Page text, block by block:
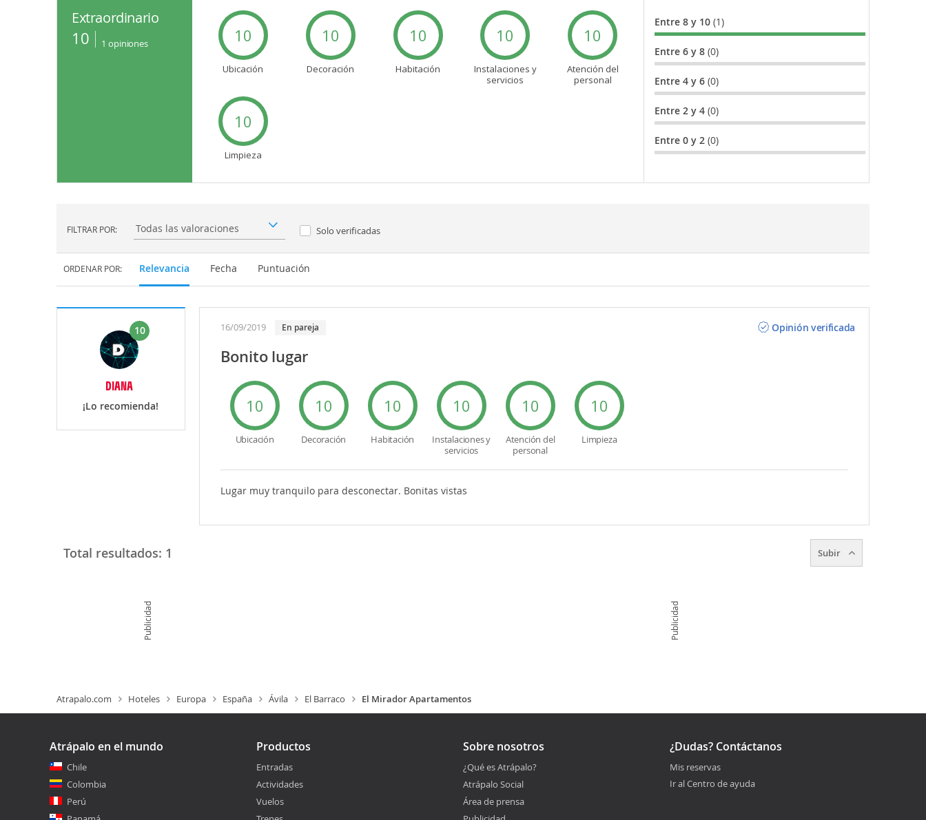
Extraordinario
10 1 opiniones 10
Ubicación
10
Decoración
10
Habitación
10
Instalaciones y
servicios
10
Atención del
personal
10
Limpieza
Entre 8 y 10 (1)
Entre 6 y 8 (0)
Entre 4 y 6 (0)
Entre 2 y 4 (0)
Entre 0 y 2 (0)
FILTRAR POR: Filtrar por: Solo verificadas
ORDENAR POR: Relevancia Fecha Puntuación
10
DIANA
¡Lo recomienda!
16/09/2019 en pareja Opinión verificada
Bonito lugar
10
Ubicación
10
Decoración
10
Habitación
10
Instalaciones y
servicios
10
Atención del
personal
10
Limpieza
Lugar muy tranquilo para desconectar. Bonitas vistas
Total resultados: 1 Subir
Publicidad Publicidad
Atrapalo.com Hoteles Europa España Ávila El Barraco El Mirador Apartamentos
Atrápalo en el mundo
Chile
Colombia
Perú
Productos
Entradas
Actividades
Vuelos
Sobre nosotros
¿Qué es Atrápalo?
Atrápalo Social
Área de prensa
¿Dudas? Contáctanos
Mis reservas
Ir al Centro de ayuda